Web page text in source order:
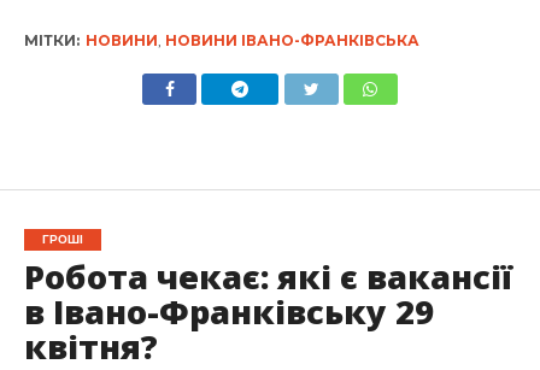
МІТКИ: НОВИНИ НОВИНИ ІВАНО-ФРАНКІВСЬКА
ГРОШІ
Робота чекає: які є вакансії
в Івано-Франківську 29
квітня?